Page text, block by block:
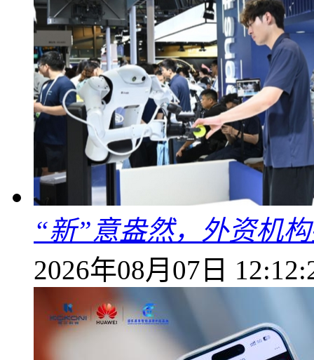
“新”意盎然，外资机
2026年08月07日